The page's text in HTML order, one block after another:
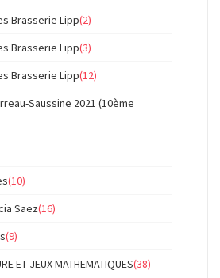
Brasserie Lipp(2)
Brasserie Lipp(3)
Brasserie Lipp(12)
Saussine 2021 (10ème
(10)
Saez(16)
(9)
ET JEUX MATHEMATIQUES(38)